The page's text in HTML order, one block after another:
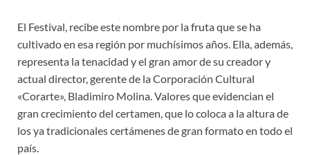
El Festival, recibe este nombre por la fruta que se ha
cultivado en esa región por muchísimos años. Ella, además,
representa la tenacidad y el gran amor de su creador y
actual director, gerente de la Corporación Cultural
«Corarte», Bladimiro Molina. Valores que evidencian el
gran crecimiento del certamen, que lo coloca a la altura de
los ya tradicionales certámenes de gran formato en todo el
país.